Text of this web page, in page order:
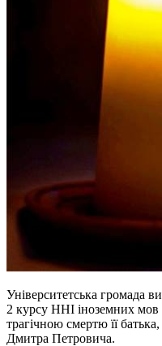
Університетська громада
2 курсу ННІ іноземних мов
трагічною смертю її
Дмитра Петровича.